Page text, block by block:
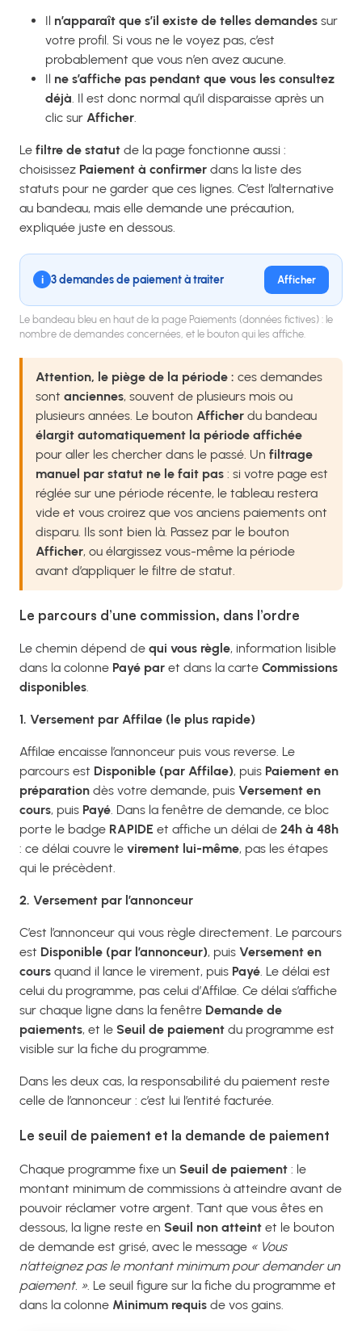
Il n’apparaît que s’il existe de telles demandes sur
votre profil. Si vous ne le voyez pas, c’est
probablement que vous n’en avez aucune.
Il ne s’affiche pas pendant que vous les consultez
déjà. Il est donc normal qu’il disparaisse après un
clic sur Afficher.
Le filtre de statut de la page fonctionne aussi :
choisissez Paiement à confirmer dans la liste des
statuts pour ne garder que ces lignes. C’est l’alternative
au bandeau, mais elle demande une précaution,
expliquée juste en dessous.
i 3 demandes de paiement à traiter Afficher
Le bandeau bleu en haut de la page Paiements (données fictives) : le
nombre de demandes concernées, et le bouton qui les affiche.
Attention, le piège de la période : ces demandes
sont anciennes, souvent de plusieurs mois ou
plusieurs années. Le bouton Afficher du bandeau
élargit automatiquement la période affichée
pour aller les chercher dans le passé. Un filtrage
manuel par statut ne le fait pas : si votre page est
réglée sur une période récente, le tableau restera
vide et vous croirez que vos anciens paiements ont
disparu. Ils sont bien là. Passez par le bouton
Afficher, ou élargissez vous-même la période
avant d’appliquer le filtre de statut.
Le parcours d’une commission, dans l’ordre
Le chemin dépend de qui vous règle, information lisible
dans la colonne Payé par et dans la carte Commissions
disponibles.
1. Versement par Affilae (le plus rapide)
Affilae encaisse l’annonceur puis vous reverse. Le
parcours est Disponible (par Affilae), puis Paiement en
préparation dès votre demande, puis Versement en
cours, puis Payé. Dans la fenêtre de demande, ce bloc
porte le badge RAPIDE et affiche un délai de 24h à 48h
: ce délai couvre le virement lui-même, pas les étapes
qui le précèdent.
2. Versement par l’annonceur
C’est l’annonceur qui vous règle directement. Le parcours
est Disponible (par l’annonceur), puis Versement en
cours quand il lance le virement, puis Payé. Le délai est
celui du programme, pas celui d’Affilae. Ce délai s’affiche
sur chaque ligne dans la fenêtre Demande de
paiements, et le Seuil de paiement du programme est
visible sur la fiche du programme.
Dans les deux cas, la responsabilité du paiement reste
celle de l’annonceur : c’est lui l’entité facturée.
Le seuil de paiement et la demande de paiement
Chaque programme fixe un Seuil de paiement : le
montant minimum de commissions à atteindre avant de
pouvoir réclamer votre argent. Tant que vous êtes en
dessous, la ligne reste en Seuil non atteint et le bouton
de demande est grisé, avec le message « Vous
n’atteignez pas le montant minimum pour demander un
paiement. ». Le seuil figure sur la fiche du programme et
dans la colonne Minimum requis de vos gains.